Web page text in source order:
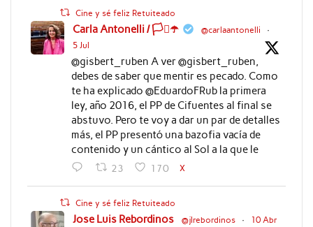
Cine y sé feliz Retuiteado
Carla Antonelli / 🏳️‍⚧️☂️ @carlaantonelli
·
5 Jul
@gisbert_ruben A ver @gisbert_ruben,
debes de saber que mentir es pecado. Como
te ha explicado @EduardoFRub la primera
ley, año 2016, el PP de Cifuentes al final se
abstuvo. Pero te voy a dar un par de detalles
más, el PP presentó una bazofia vacía de
contenido y un cántico al Sol a la que le
23 170 X
Cine y sé feliz Retuiteado
Jose Luis Rebordinos @jlrebordinos · 10 Abr